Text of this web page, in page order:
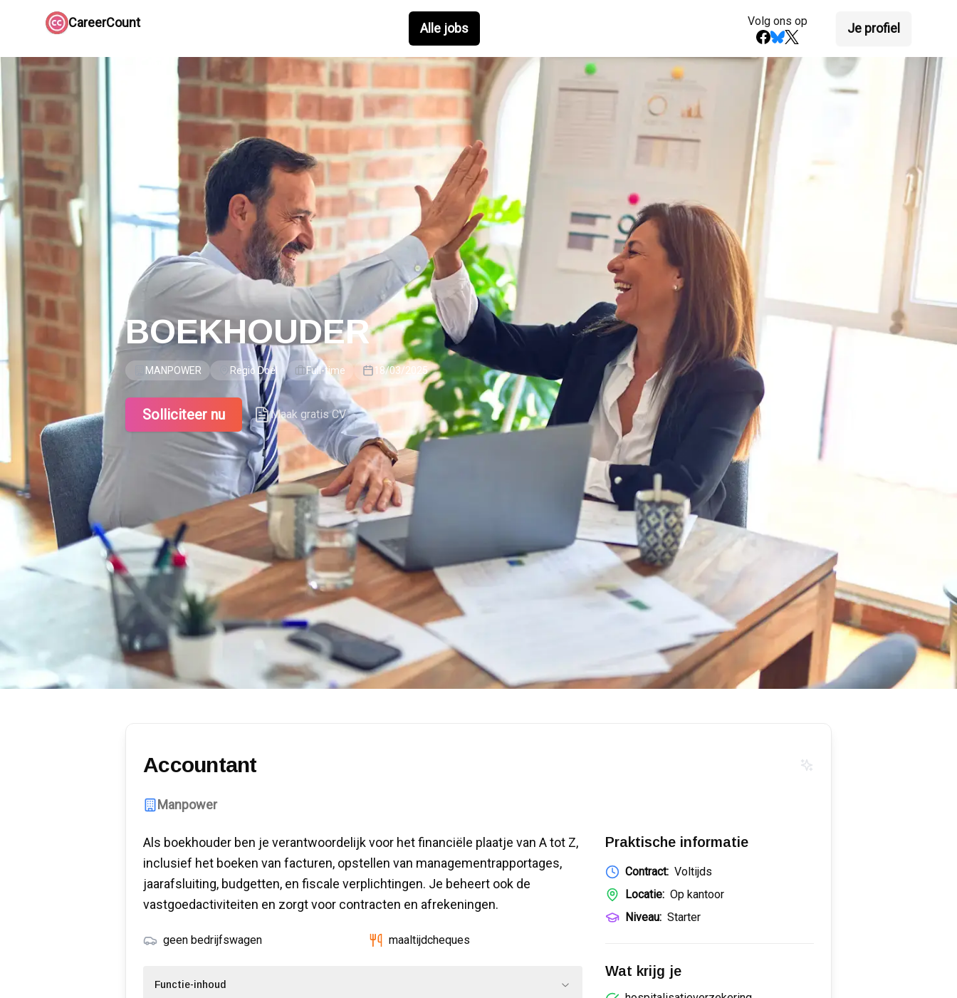
CareerCount Alle jobs Volg ons op Je profiel
BOEKHOUDER
MANPOWER Regio Doel Full-time 18/03/2025
Solliciteer nu Maak gratis CV
Accountant
Manpower
Als boekhouder ben je verantwoordelijk voor het financiële plaatje van A tot Z,
inclusief het boeken van facturen, opstellen van managementrapportages,
jaarafsluiting, budgetten, en fiscale verplichtingen. Je beheert ook de
vastgoedactiviteiten en zorgt voor contracten en afrekeningen.
geen bedrijfswagen maaltijdcheques
Functie-inhoud
Praktische informatie
Contract: Voltijds
Locatie: Op kantoor
Niveau: Starter
Wat krijg je